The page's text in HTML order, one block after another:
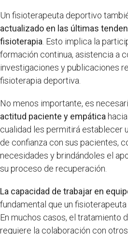
Un fisioterapeuta deportivo
actualizado en las últimas
fisioterapia . Esto implica la
formación continua, asistencia a
investigaciones y publicaciones
fisioterapia deportiva.
No menos importante, es
actitud paciente y empática
cualidad les permitirá establecer
de confianza con sus pacientes,
necesidades y brindándoles el
su proceso de recuperación.
La capacidad de trabajar en
fundamental que un
En muchos casos, el tratamiento
requiere la colaboración con